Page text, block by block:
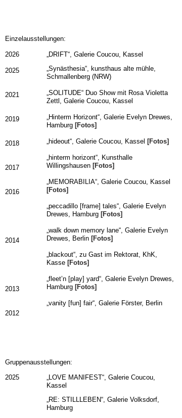
Einzelausstellungen:
„DRIFT“, Galerie Coucou, Kassel
„Synästhesia“, kunsthaus alte mühle,
Schmallenberg (NRW)
„SOLITUDE“ Duo Show mit Rosa Violetta
Zettl, Galerie Coucou, Kassel
„Hinterm Horizont“, Galerie Evelyn Drewes,
Hamburg [Fotos]
„hideout“, Galerie Coucou, Kassel [Fotos]
„hinterm horizont“, Kunsthalle
Willingshausen [Fotos]
„MEMORABILIA“, Galerie Coucou, Kassel
[Fotos]
„peccadillo [frame] tales“, Galerie Evelyn
Drewes, Hamburg [Fotos]
„walk down memory lane“, Galerie Evelyn
Drewes, Berlin [Fotos]
„blackout“, zu Gast im Rektorat, KhK,
Kasse [Fotos]
„fleet’n [play] yard“, Galerie Evelyn Drewes,
Hamburg [Fotos]
„vanity [fun] fair“, Galerie Förster, Berlin
2026
2025
2021
2019
2018
2017
2016
2014
2013
2012
Gruppenausstellungen:
2025
„LOVE MANIFEST“, Galerie Coucou,
Kassel
„RE: STILLLEBEN“, Galerie Volksdorf,
Hamburg